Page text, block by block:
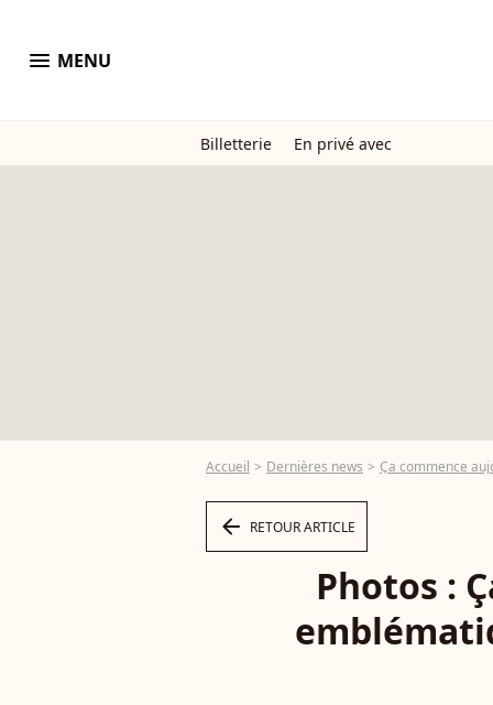
menu MENU
Billetterie En privé avec
Accueil Dernières news Ça commence
arrow_left RETOUR ARTICLE
Photos :